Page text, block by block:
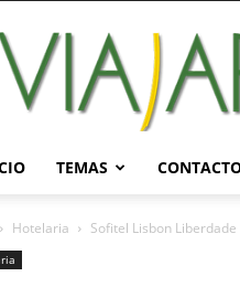
Viajar
Magazine
Online
TEMAS
Hotelaria Sofitel Lisbon